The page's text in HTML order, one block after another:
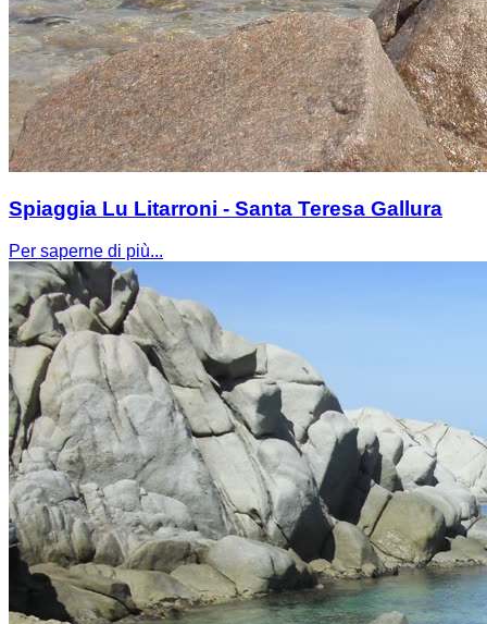
Spiaggia Lu Litarroni - Santa Teresa Gallura
Per saperne di più...